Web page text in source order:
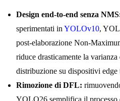
Design end-to-end senza
sperimentati in YOLOv10,
post-elaborazione Non-
riduce drasticamente la
distribuzione su dispositivi edge
Rimozione di DFL:
YOLO26 semplifica il processo